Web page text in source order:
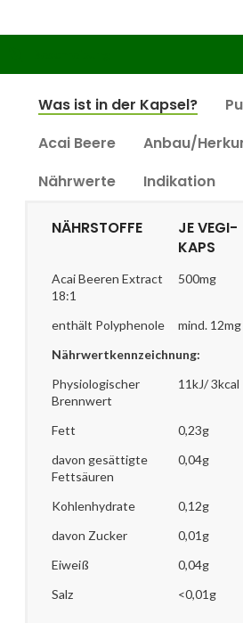
Was ist in der Kapsel?
Acai Beere
Anbau/
Nährwerte
Indikation
NÄHRSTOFFE
JE VEGI-
KAPS
Acai Beeren Extract
18:1
500mg
enthält Polyphenole mind. 12mg
Nährwertkennzeichnung:
Physiologischer
Brennwert
11kJ/ 3kcal
Fett 0,23g
davon gesättigte
Fettsäuren
0,04g
Kohlenhydrate 0,12g
davon Zucker
0,01g
Eiweiß
0,04g
Salz
<0,01g